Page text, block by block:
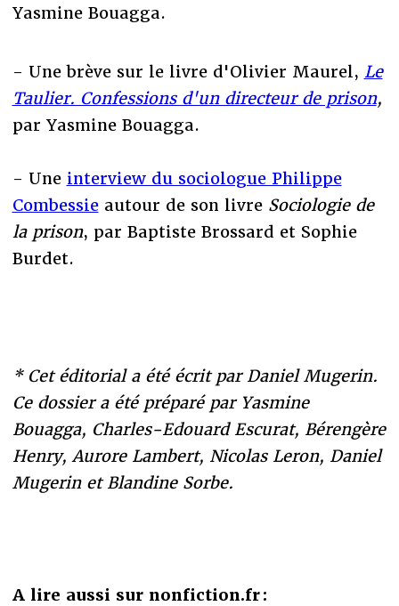
Yasmine Bouagga.
- Une brève sur le livre d'Olivier Maurel, Le
Taulier. Confessions d'un directeur de prison,
par Yasmine Bouagga.
- Une interview du sociologue Philippe
Combessieautour de son livre Sociologie de
la prison, par Baptiste Brossard et Sophie
Burdet.
* Cet éditorial a été écrit par Daniel Mugerin.
Ce dossier a été préparé par Yasmine
Bouagga, Charles-Edouard Escurat, Bérengère
Henry, Aurore Lambert, Nicolas Leron, Daniel
Mugerin et Blandine Sorbe.
A lire aussi sur nonfiction.fr :